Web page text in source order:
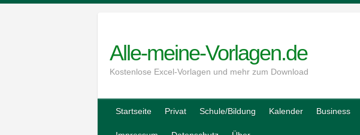
Alle-meine-Vorlagen.de
Kostenlose Excel-Vorlagen und mehr zum Download
Startseite Privat Schule/Bildung Kalender Business